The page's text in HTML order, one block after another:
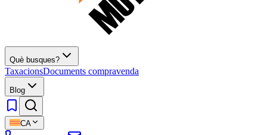
Què busques?
TaxacionsDocuments compravenda
Blog
CA